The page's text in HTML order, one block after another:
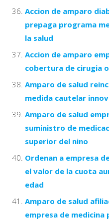
Accion de amparo
prepaga programa
la salud
Accion de amparo
cobertura de cirugia
Amparo de salud
medida cautelar
Amparo de salud
suministro de
superior del nino
Ordenan a empresa
el valor de la cuota
edad
Amparo de salud
empresa de medicina